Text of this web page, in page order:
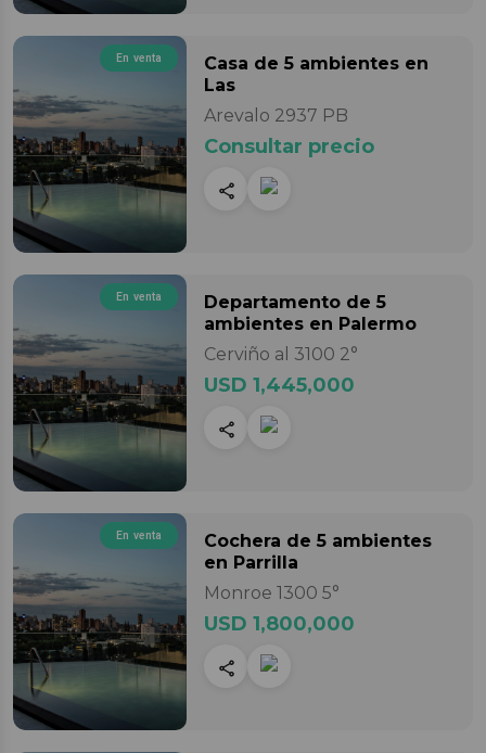
En venta Casa de 5 ambientes en
Las
Arevalo 2937 PB
Consultar precio
En venta Departamento de 5
ambientes en Palermo
Cerviño al 3100 2°
USD 1,445,000
En venta Cochera de 5 ambientes
en Parrilla
Monroe 1300 5°
USD 1,800,000